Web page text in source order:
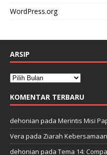
WordPress.org
ARSIP
KOMENTAR TERBARU
dehonian pada Merintis Misi
Vera pada Ziarah
dehonian pada Tema 14: